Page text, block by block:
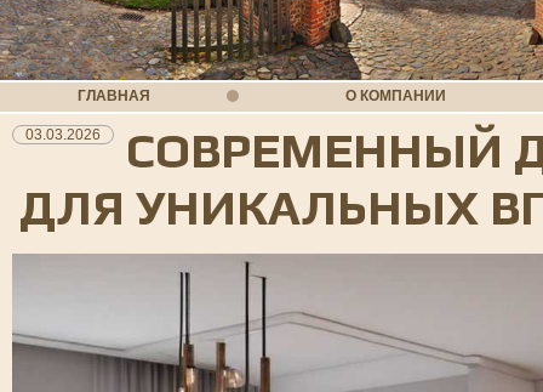
ГЛАВНАЯ О КОМПАНИИ
03.03.2026
СОВРЕМЕННЫЙ
ДЛЯ УНИКАЛЬНЫХ